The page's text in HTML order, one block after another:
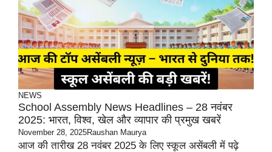
NEWS
School Assembly News Headlines – 28 नवंबर
2025: भारत, विश्व, खेल और व्यापार की प्रमुख खबरें
November 28, 2025Raushan Maurya
आज की तारीख 28 नवंबर 2025 के लिए स्कूल असेंबली में पढ़े